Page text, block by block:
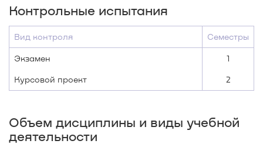
Контрольные испытания
Вид контроля Семестры
Экзамен 1
Курсовой проект 2
Объем дисциплины и виды учебной
деятельности